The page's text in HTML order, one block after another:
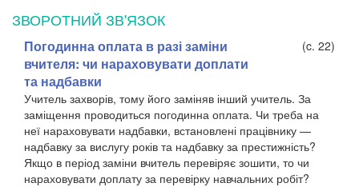
ЗВОРОТНИЙ ЗВ'ЯЗОК
Погодинна оплата в разі заміни
вчителя: чи нараховувати доплати
та надбавки
(c. 22)
Учитель захворів, тому його заміняв інший учитель. За
заміщення проводиться погодинна оплата. Чи треба на
неї нараховувати надбавки, встановлені працівнику —
надбавку за вислугу років та надбавку за престижність?
Якщо в період заміни вчитель перевіряє зошити, то чи
нараховувати доплату за перевірку навчальних робіт?